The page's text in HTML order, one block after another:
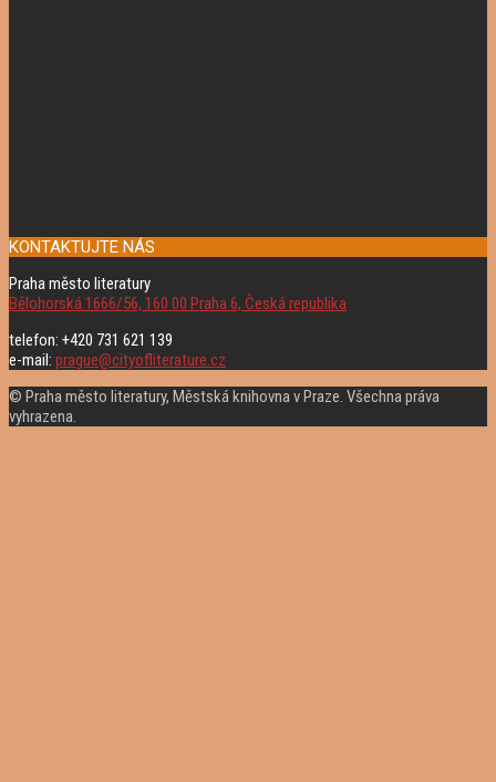
KONTAKTUJTE NÁS
Praha město literatury
Bělohorská 1666/56, 160 00 Praha 6, Česká republika
telefon: +420 731 621 139
e-mail: prague@cityofliterature.cz
© Praha město literatury, Městská knihovna v Praze. Všechna práva
vyhrazena.